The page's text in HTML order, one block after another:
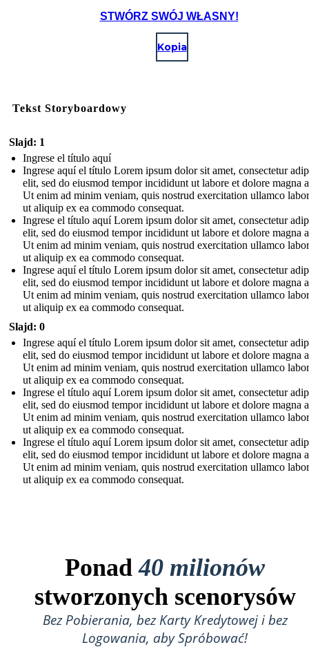
STWÓRZ SWÓJ WŁASNY!
Kopia
Tekst Storyboardowy
Slajd: 1
Ingrese el título aquí
Ingrese aquí el título Lorem ipsum dolor sit amet, consectetur
elit, sed do eiusmod tempor incididunt ut labore et dolore magna
Ut enim ad minim veniam, quis nostrud exercitation ullamco
ut aliquip ex ea commodo consequat.
Ingrese el título aquí Lorem ipsum dolor sit amet, consectetur
elit, sed do eiusmod tempor incididunt ut labore et dolore magna
Ut enim ad minim veniam, quis nostrud exercitation ullamco
ut aliquip ex ea commodo consequat.
Ingrese aquí el título Lorem ipsum dolor sit amet, consectetur
elit, sed do eiusmod tempor incididunt ut labore et dolore magna
Ut enim ad minim veniam, quis nostrud exercitation ullamco
ut aliquip ex ea commodo consequat.
Slajd: 0
Ingrese aquí el título Lorem ipsum dolor sit amet, consectetur
elit, sed do eiusmod tempor incididunt ut labore et dolore magna
Ut enim ad minim veniam, quis nostrud exercitation ullamco
ut aliquip ex ea commodo consequat.
Ingrese el título aquí Lorem ipsum dolor sit amet, consectetur
elit, sed do eiusmod tempor incididunt ut labore et dolore magna
Ut enim ad minim veniam, quis nostrud exercitation ullamco
ut aliquip ex ea commodo consequat.
Ingrese el título aquí Lorem ipsum dolor sit amet, consectetur
elit, sed do eiusmod tempor incididunt ut labore et dolore magna
Ut enim ad minim veniam, quis nostrud exercitation ullamco
ut aliquip ex ea commodo consequat.
Ponad40 milionów
stworzonych scenorysów
Bez Pobierania, bez Karty Kredytowej i bez
Logowania, aby Spróbować!